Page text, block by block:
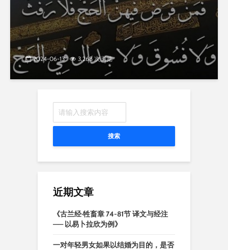
2024-06-13 3,268 次浏览
搜索
近期文章
《古兰经·牲畜章 74-81节 译文与经注
—— 以易卜拉欣为例》
一对年轻男女如果以结婚为目的，是否